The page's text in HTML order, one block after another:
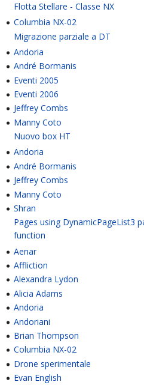
Flotta Stellare - Classe NX
Columbia NX-02
Migrazione parziale a DT
Andoria
André Bormanis
Eventi 2005
Eventi 2006
Jeffrey Combs
Manny Coto
Nuovo box HT
Andoria
André Bormanis
Jeffrey Combs
Manny Coto
Shran
Pages using DynamicPageList3
function
Aenar
Affliction
Alexandra Lydon
Alicia Adams
Andoria
Andoriani
Brian Thompson
Columbia NX-02
Drone sperimentale
Evan English